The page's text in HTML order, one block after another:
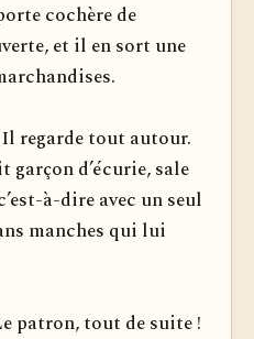
cochère de
et il en sort une
regarde tout autour.
d’écurie, sale
à-dire avec un seul
manches qui lui
patron, tout de suite !